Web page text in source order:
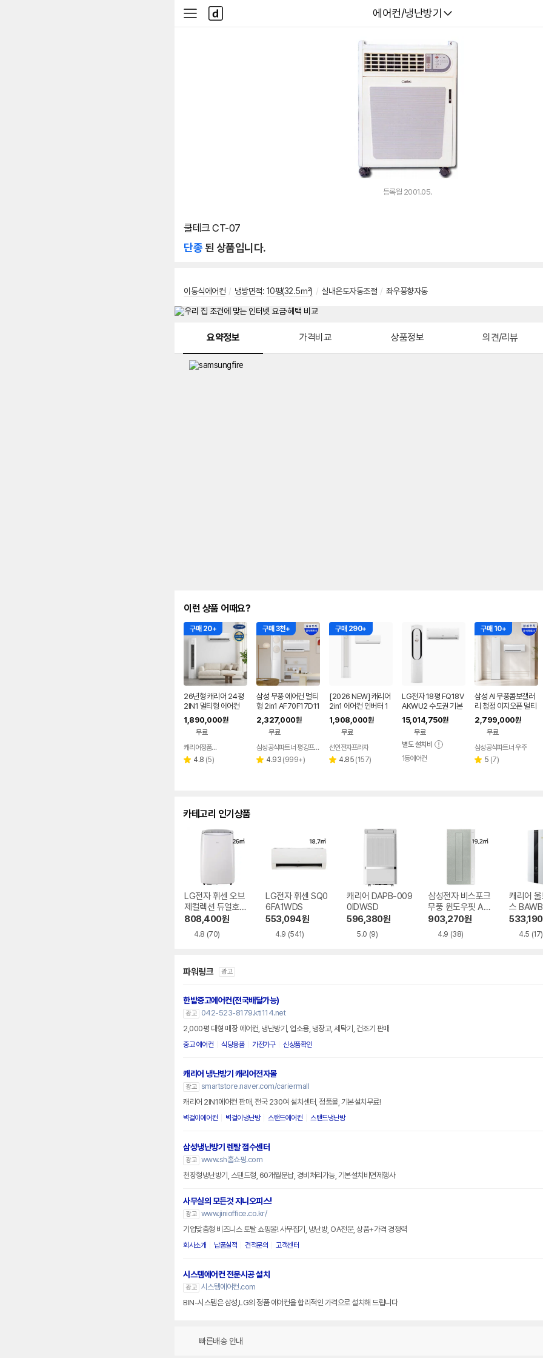
다나와
에어컨/냉난방기
사
이
다
나
와
등록월 2001.05.
쿨테크 CT-07
단종된 상품입니다.
이동식에어컨 / 냉방면적: 10평(32.5㎡) / 실내온도자동조절 / 좌우풍향자동
요약정보 가격비교 상품정보 의견/리뷰
이런 상품 어때요?
구매 20+
26년형 캐리어 24평
2IN1 멀티형 에어컨
1,890,000원
무료
캐리어정품인증점
별 4.8 리
(5)
구매 3천+
삼성 무풍 에어컨 멀티
형 2in1 AF70F17D11
BRS 일반배관 전국,
기본설치비포함
2,327,000원
무료
삼성공식파트너 평강프라자
별 4.93 리
(999+)
구매 290+
[2026 NEW] 캐리어
2in1 에어컨 인버터 1
등급 멀티형 wifi 17평
+6평 투인원 전국 설
치비포함
1,908,000원
무료
선인전자프라자
별 4.85 리
(157)
LG전자 18평 FQ18V
AKWU2 수도권 기본
설치 포함 투인원 에어
컨
15,014,750원
무료
별도 설치비
1등에어컨
구매 10+
삼성 AI 무풍콤보갤러
리 청정 이지오픈 멀티
형 에어컨 AF80F17D
22WRS 기본설치포
2,799,000원
무료
삼성공식파트너 우주
별 5 리
(7)
카테고리 인기상품
LG전자 휘센 오브
제컬렉션 듀얼호스
PQ08FDWBS
808,400원
4.8 (70)
LG전자 휘센 SQ0
6FA1WDS
553,094원
4.9 (541)
캐리어 DAPB-009
0IDWSD
596,380원
5.0 (9)
삼성전자 비스포크
무풍 윈도우핏 AW
06C7155EWAZ
903,270원
4.9 (38)
캐리어
스
WSD
533,190
4.5 (17)
파워링크 광고
한밭중고에어컨(전국배달가능)
광고
042-523-8179.kti114.net
2,000평 대형 매장 에어컨, 냉난방기, 업소용, 냉장고, 세탁기, 건조기 판매
중고 에어컨 식당용품 가전가구 신상품확인
캐리어 냉난방기 캐리어전자몰
광고 smartstore.naver.com/cariermall
캐리어 2IN1에어컨 판매, 전국 230여 설치센터, 정품몰, 기본설치무료!
벽걸이에어컨 벽걸이냉난방 스탠드에어컨 스탠드냉난방
삼성냉난방기 렌탈 접수센터
광고 www.sh홈쇼핑.com
천장형냉난방기, 스탠드형, 60개월분납, 경비처리가능, 기본설치비면제행사
사무실의 모든것 지니오피스!
광고 www.jinioffice.co.kr/
기업맞춤형 비즈니스 토탈 쇼핑몰! 사무집기, 냉난방, OA전문, 상품+가격 경쟁력
회사소개 납품실적 견적문의 고객센터
시스템에어컨 전문시공 설치
광고 시스템에어컨.com
BIN-시스템은 삼성,LG의 정품 에어컨을 합리적인 가격으로 설치해 드립니다
빠른배송 안내